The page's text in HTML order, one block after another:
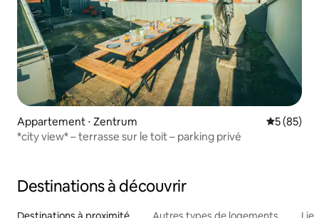
Appartement ⋅ Zentrum
5 (85)
*city view* – terrasse sur le toit – parking privé
Destinations à découvrir